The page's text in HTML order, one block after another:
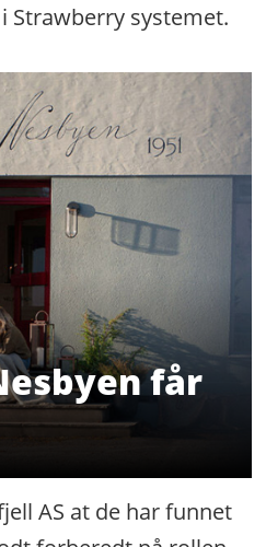
Strawberry systemet.
får
AS at de har funnet